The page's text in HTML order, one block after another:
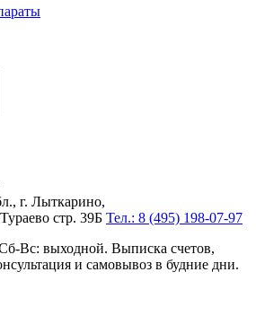
г. Лыткарино,
стр. 39Б Тел.: 8 (495) 198-07-97
Вс: выходной. Выписка счетов,
и самовывоз в будние дни.